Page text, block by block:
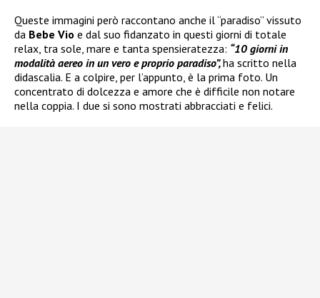
Queste immagini però raccontano anche il “paradiso” vissuto
da Bebe Vio e dal suo fidanzato in questi giorni di totale
relax, tra sole, mare e tanta spensieratezza: “10 giorni in
modalità aereo in un vero e proprio paradiso”,ha scritto nella
didascalia. E a colpire, per l’appunto, è la prima foto. Un
concentrato di dolcezza e amore che è difficile non notare
nella coppia. I due si sono mostrati abbracciati e felici.